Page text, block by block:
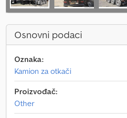
Osnovni podaci
Oznaka:
Kamion za otkači
Proizvođač:
Other